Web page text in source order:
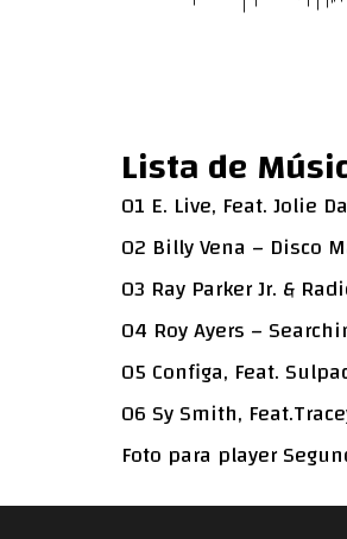
Lista de
01 E. Live, Feat. Jolie
02 Billy Vena – Disco
03 Ray Parker Jr. &
04 Roy Ayers –
05 Configa, Feat.
06 Sy Smith,
Foto para player